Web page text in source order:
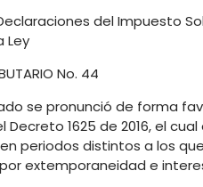
del Impuesto
Ley
No. 44
se pronunció de forma
Decreto 1625 de 2016, el
periodos distintos a los
extemporaneidad e